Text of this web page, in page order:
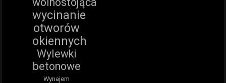
wycinanie
otworów
okiennych
Wylewki
betonowe
Wynajem